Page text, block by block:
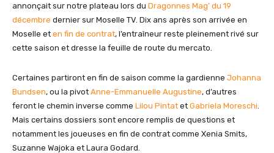
annonçait sur notre plateau lors du Dragonnes Mag’ du 19
décembre dernier sur Moselle TV. Dix ans après son arrivée en
Moselle et en fin de contrat, l’entraîneur reste pleinement rivé sur
cette saison et dresse la feuille de route du mercato.
Certaines partiront en fin de saison comme la gardienne Johanna
Bundsen, ou la pivot Anne-Emmanuelle Augustine, d’autres
feront le chemin inverse comme Lilou Pintat et Gabriela Moreschi.
Mais certains dossiers sont encore remplis de questions et
notamment les joueuses en fin de contrat comme Xenia Smits,
Suzanne Wajoka et Laura Godard.